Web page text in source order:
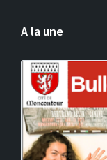
A la une